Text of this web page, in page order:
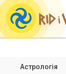
Астрологія